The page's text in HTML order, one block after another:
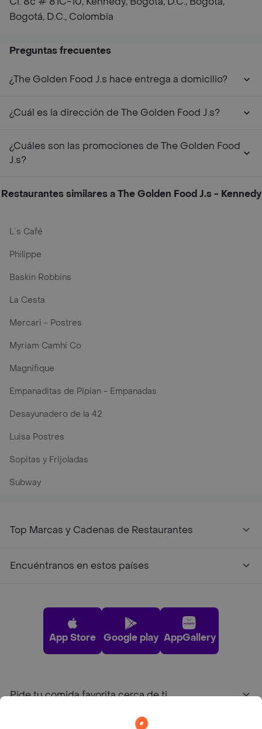
Bogotá, D.C., Colombia
Preguntas frecuentes
¿The Golden Food J.s hace entrega a domicilio?
¿Cuál es la dirección de The Golden Food J.s?
¿Cuáles son las promociones de The Golden Food
J.s?
Restaurantes similares a The Golden Food J.s - Kennedy
L´s Café
Philippe
Baskin Robbins
La Cesta
Mercari - Postres
Myriam Camhi Co
Magnifique
Empanaditas de Pipian - Empanadas
Desayunadero de la 42
Luisa Postres
Sopitas y Frijoladas
Subway
Top Marcas y Cadenas de Restaurantes
Encuéntranos en estos países
App Store Google play AppGallery
Pide tu comida favorita cerca de ti